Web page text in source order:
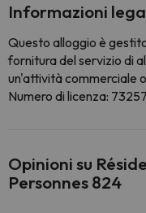
Informazioni
Questo alloggio è
fornitura del servizio di
un'attività commerciale
Numero di licenza:
Opinioni su
Personnes 824